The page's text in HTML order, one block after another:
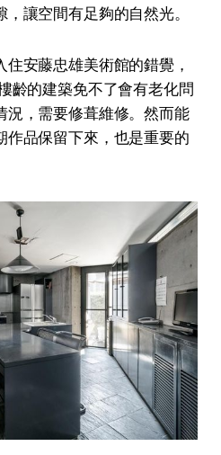
讓空間有足夠的自然光。
安藤忠雄美術館的錯覺，
齡的建築免不了會有老化問
況，需要修葺維修。然而能
作品保留下來，也是重要的